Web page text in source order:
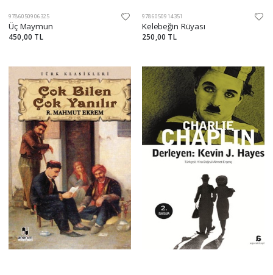
9786050906325
Üç Maymun
450,00 TL
9786050914351
Kelebeğin Rüyası
250,00 TL